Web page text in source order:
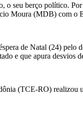
seu berço político.
Moura (MDB) com o
de Natal (24)
e que apura desvios
(TCE-RO)